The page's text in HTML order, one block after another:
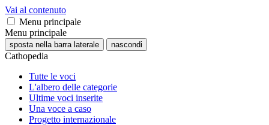
Vai al contenuto
Menu principale
Menu principale
sposta nella barra laterale nascondi
Cathopedia
Tutte le voci
L'albero delle categorie
Ultime voci inserite
Una voce a caso
Progetto internazionale